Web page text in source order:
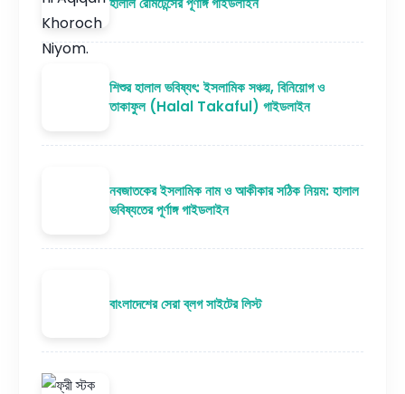
শিশুর হালাল ভবিষ্যৎ: ইসলামিক সঞ্চয়, বিনিয়োগ ও
তাকাফুল (Halal Takaful) গাইডলাইন
নবজাতকের ইসলামিক নাম ও আকীকার সঠিক নিয়ম: হালাল
ভবিষ্যতের পূর্ণাঙ্গ গাইডলাইন
বাংলাদেশের সেরা ব্লগ সাইটের লিস্ট